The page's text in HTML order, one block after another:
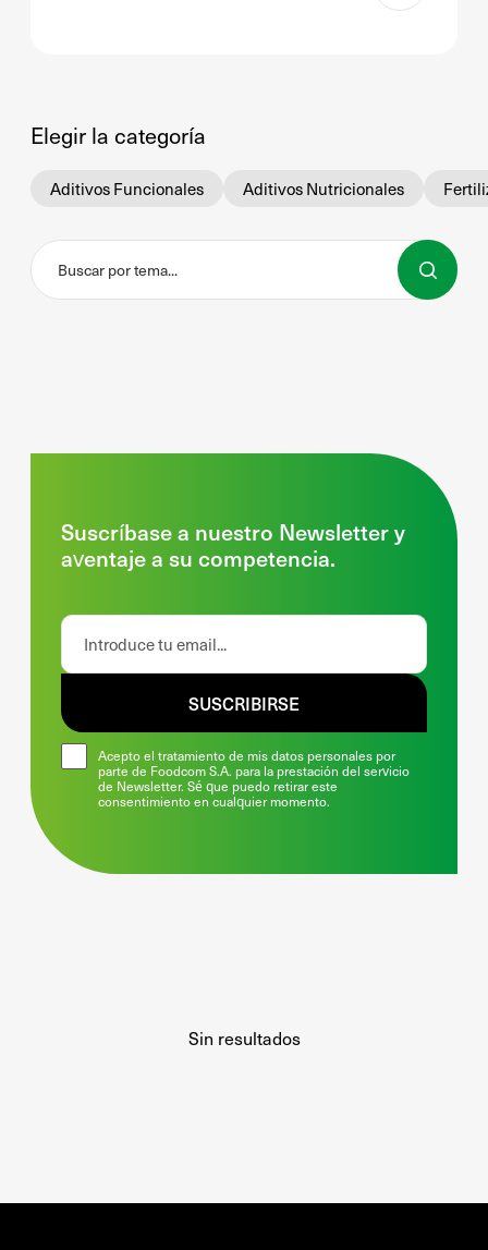
Elegir la categoría
Aditivos Funcionales Aditivos Nutricionales
Suscríbase a nuestro Newsletter y
aventaje a su competencia.
Acepto el tratamiento de mis datos personales por
parte de Foodcom S.A. para la prestación del servicio
de Newsletter. Sé que puedo retirar este
consentimiento en cualquier momento.
SUSCRIBIRSE
Sin resultados